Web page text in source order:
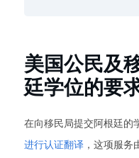
美国公民及
廷学位的要
在向移民局提交阿根廷的
进行认证翻译 ，这项服